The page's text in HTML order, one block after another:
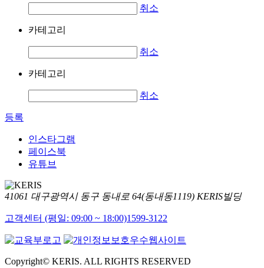
취소
카테고리
취소
카테고리
취소
등록
인스타그램
페이스북
유튜브
41061 대구광역시 동구 동내로 64(동내동1119) KERIS빌딩
고객센터 (평일: 09:00 ~ 18:00)1599-3122
Copyright© KERIS. ALL RIGHTS RESERVED